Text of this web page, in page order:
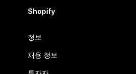
Shopify
정보
채용 정보